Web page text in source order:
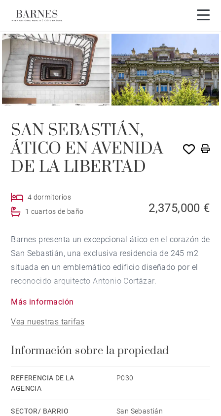
EXCLUSIVIDAD
SAN SEBASTIÁN,
ÁTICO EN AVENIDA
DE LA LIBERTAD
4 dormitorios
1 cuartos de baño
2,375,000 €
Barnes presenta un excepcional ático en el corazón de
San Sebastián, una exclusiva residencia de 245 m2
situada en un emblemático edificio diseñado por el
reconocido arquitecto Antonio Cortázar.
joya arquitectónica es un reflejo de la elegante
y principios del XX. Cortázar, el visionario detrás del
distintivo de San Sebastián, combinando
sofisticación, armonía y un estilo atemporal.
Más información
Vea nuestras tarifas
Información sobre la propiedad
REFERENCIA DE LA
AGENCIA
P030
SECTOR/ BARRIO San Sebastián